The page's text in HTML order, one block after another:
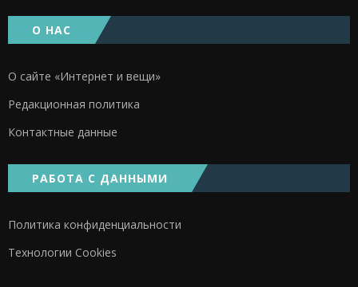
О НАС
О сайте «Интернет и вещи»
Редакционная политика
Контактные данные
РАБОТА С ДАННЫМИ
Политика конфиденциальности
Технологии Cookies